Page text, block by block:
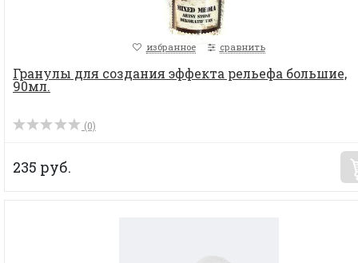
избранное сравнить
Гранулы для создания эффекта рельефа большие,
90мл.
(0)
235 руб.